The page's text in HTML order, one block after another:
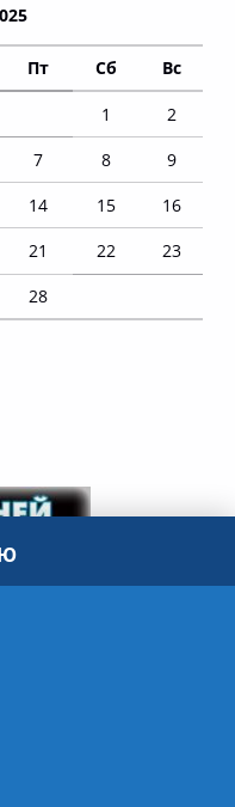
Пт Сб Вс
1
2
7 8
9
14 15
16
21 22
23
28